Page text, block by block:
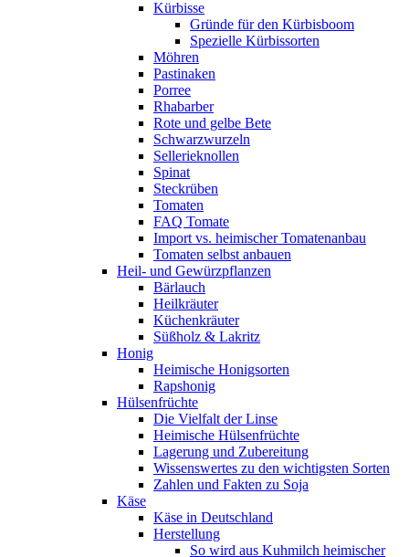
Kürbisse
Gründe für den Kürbisboom
Spezielle Kürbissorten
Möhren
Pastinaken
Porree
Rhabarber
Rote und gelbe Bete
Schwarzwurzeln
Sellerieknollen
Spinat
Steckrüben
Tomaten
FAQ Tomate
Import vs. heimischer Tomatenanbau
Tomaten selbst anbauen
Heil- und Gewürzpflanzen
Bärlauch
Heilkräuter
Küchenkräuter
Süßholz & Lakritz
Honig
Heimische Honigsorten
Rapshonig
Hülsenfrüchte
Die Vielfalt der Linse
Heimische Hülsenfrüchte
Lagerung und Zubereitung
Wissenswertes zu den wichtigsten Sorten
Zahlen und Fakten zu Soja
Käse
Käse in Deutschland
Herstellung
So wird aus Kuhmilch heimischer